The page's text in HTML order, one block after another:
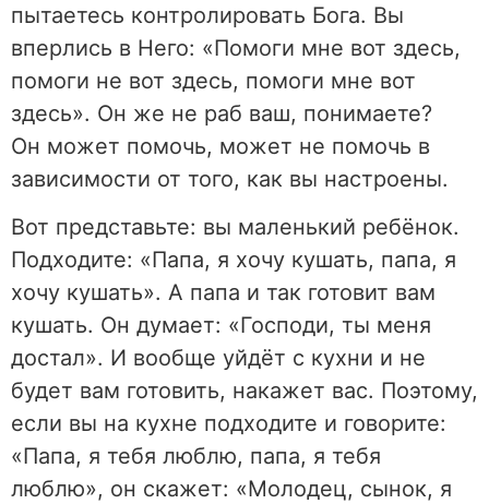
пытаетесь контролировать Бога. Вы
вперлись в Него: «Помоги мне вот здесь,
помоги не вот здесь, помоги мне вот
здесь». Он же не раб ваш, понимаете?
Он может помочь, может не помочь в
зависимости от того, как вы настроены.
Вот представьте: вы маленький ребёнок.
Подходите: «Папа, я хочу кушать, папа, я
хочу кушать». А папа и так готовит вам
кушать. Он думает: «Господи, ты меня
достал». И вообще уйдёт с кухни и не
будет вам готовить, накажет вас. Поэтому,
если вы на кухне подходите и говорите:
«Папа, я тебя люблю, папа, я тебя
люблю», он скажет: «Молодец, сынок, я